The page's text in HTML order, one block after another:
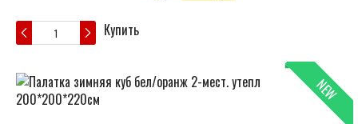
Купить
NEW